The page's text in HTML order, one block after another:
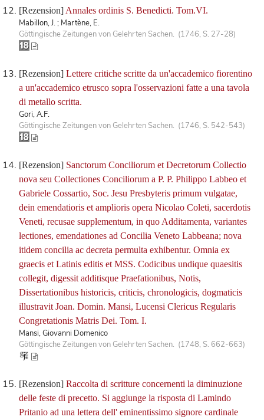
[Rezension] Annales ordinis S. Benedicti. Tom.VI.
Mabillon, J. ; Martène, E.
Göttingische Zeitungen von Gelehrten Sachen. (1746, S. 27-28)
[Rezension] Lettere critiche scritte da un'accademico fiorentino
a un'accademico etrusco sopra l'osservazioni fatte a una tavola
di metallo scritta.
Gori, A.F.
Göttingische Zeitungen von Gelehrten Sachen. (1746, S. 542-543)
[Rezension] Sanctorum Conciliorum et Decretorum Collectio
nova seu Collectiones Conciliorum a P. P. Philippo Labbeo et
Gabriele Cossartio, Soc. Jesu Presbyteris primum vulgatae,
dein emendatioris et amplioris opera Nicolao Coleti, sacerdotis
Veneti, recusae supplementum, in quo Additamenta, variantes
lectiones, emendationes ad Concilia Veneto Labbeana; nova
itidem concilia ac decreta permulta exhibentur. Omnia ex
graecis et Latinis editis et MSS. Codicibus undique quaesitis
collegit, digessit additisque Praefationibus, Notis,
Dissertationibus historicis, criticis, chronologicis, dogmaticis
illustravit Joan. Domin. Mansi, Lucensi Clericus Regularis
Congretationis Matris Dei. Tom. I.
Mansi, Giovanni Domenico
Göttingische Zeitungen von Gelehrten Sachen. (1748, S. 662-663)
[Rezension] Raccolta di scritture concernenti la diminuzione
delle feste di precetto. Si aggiunge la risposta di Lamindo
Pritanio ad una lettera dell' eminentissimo signore cardinale